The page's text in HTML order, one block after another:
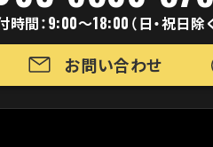
時間：9:00～18:00（日・祝日除
お問い合わせ